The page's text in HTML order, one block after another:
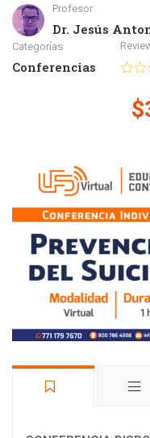
Profesor
Dr. Jesús
Categorías
Conferencias